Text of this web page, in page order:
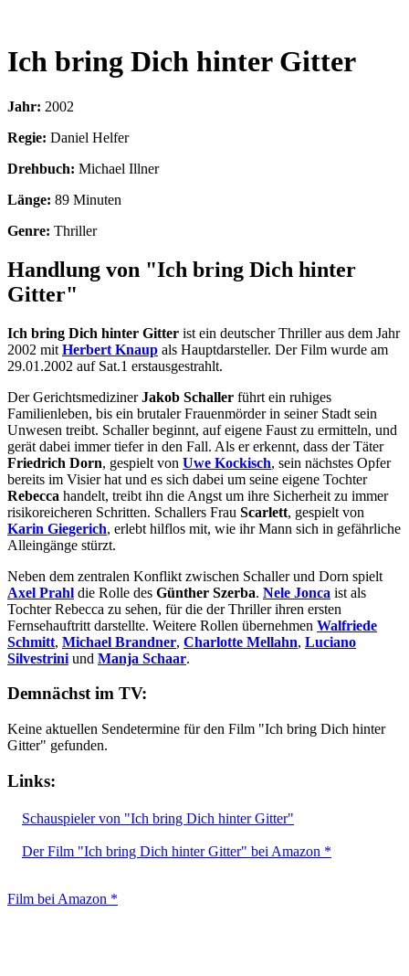
Ich bring Dich hinter Gitter
Jahr: 2002
Regie: Daniel Helfer
Drehbuch: Michael Illner
Länge: 89 Minuten
Genre: Thriller
Handlung von "Ich bring Dich hinter
Gitter"
Ich bring Dich hinter Gitter ist ein deutscher Thriller aus dem Jahr
2002 mit Herbert Knaup als Hauptdarsteller. Der Film wurde am
29.01.2002 auf Sat.1 erstausgestrahlt.
Der GerichtsmedizinerJakob Schaller führt ein ruhiges
Familienleben, bis ein brutaler Frauenmörder in seiner Stadt sein
Unwesen treibt. Schaller beginnt, auf eigene Faust zu ermitteln, und
gerät dabei immer tiefer in den Fall. Als er erkennt, dass der Täter
Friedrich Dorn, gespielt von Uwe Kockisch, sein nächstes Opfer
bereits im Visier hat und es sich dabei um seine eigene Tochter
Rebecca handelt, treibt ihn die Angst um ihre Sicherheit zu immer
risikoreicheren Schritten. Schallers Frau Scarlett, gespielt von
Karin Giegerich, erlebt hilflos mit, wie ihr Mann sich in gefährliche
Alleingänge stürzt.
Neben dem zentralen Konflikt zwischen Schaller und Dorn spielt
Axel Prahl die Rolle des Günther Szerba. Nele Jonca ist als
Tochter Rebecca zu sehen, für die der Thriller ihren ersten
Fernsehauftritt darstellte. Weitere Rollen übernehmen Walfriede
Schmitt, Michael Brandner, Charlotte Mellahn, Luciano
Silvestrini und Manja Schaar.
Demnächst im TV:
Keine aktuellen Sendetermine für den Film "Ich bring Dich hinter
Gitter" gefunden.
Links:
Schauspieler von "Ich bring Dich hinter Gitter"
Der Film "Ich bring Dich hinter Gitter" bei Amazon *
Film bei Amazon *